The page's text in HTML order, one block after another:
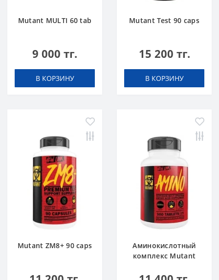
Mutant MULTI 60 tab
9 000 тг.
В КОРЗИНУ
Mutant Test 90 caps
15 200 тг.
В КОРЗИНУ
Mutant ZM8+ 90 caps
Аминокислотный
комплекс Mutant